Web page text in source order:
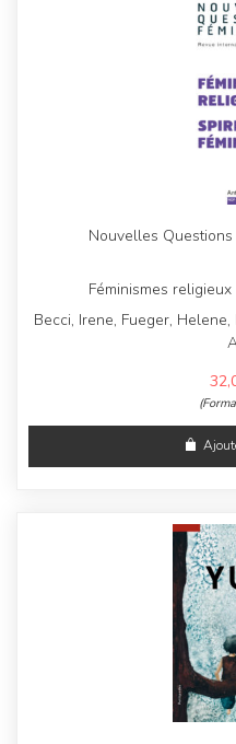
Nouvelles
Féminismes
Becci, Irene, Fueger,